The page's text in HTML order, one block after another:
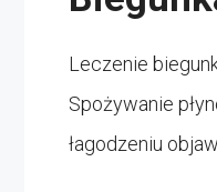
Leczenie
Spożywanie
łagodzeniu